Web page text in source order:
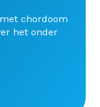
chordoom
het onder